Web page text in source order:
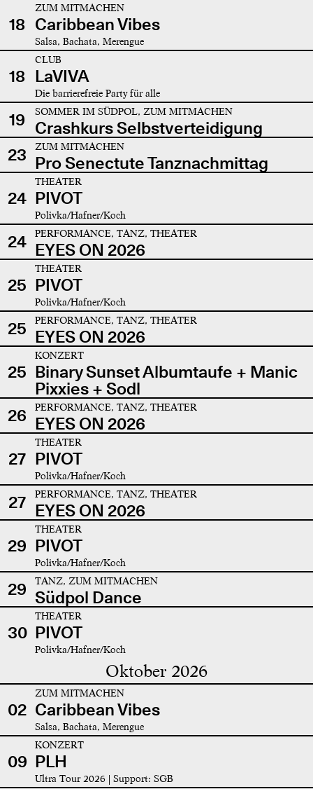
18
ZUM MITMACHEN
Caribbean Vibes
Salsa, Bachata, Merengue
18
CLUB
LaVIVA
Die barrierefreie Party für alle
19 SOMMER IM SÜDPOL, ZUM MITMACHEN
Crashkurs Selbstverteidigung
23
ZUM MITMACHEN
Pro Senectute Tanznachmittag
24
THEATER
PIVOT
Polivka/Hafner/Koch
24 PERFORMANCE, TANZ, THEATER
EYES ON 2026
25
THEATER
PIVOT
Polivka/Hafner/Koch
25 PERFORMANCE, TANZ, THEATER
EYES ON 2026
25
KONZERT
Binary Sunset Albumtaufe + Manic
Pixxies + Sodl
26
PERFORMANCE, TANZ, THEATER
EYES ON 2026
27
THEATER
PIVOT
Polivka/Hafner/Koch
27 PERFORMANCE, TANZ, THEATER
EYES ON 2026
29
THEATER
PIVOT
Polivka/Hafner/Koch
29 TANZ, ZUM MITMACHEN
Südpol Dance
30
THEATER
PIVOT
Polivka/Hafner/Koch
Oktober 2026
02
ZUM MITMACHEN
Caribbean Vibes
Salsa, Bachata, Merengue
09
KONZERT
PLH
Ultra Tour 2026 | Support: SGB